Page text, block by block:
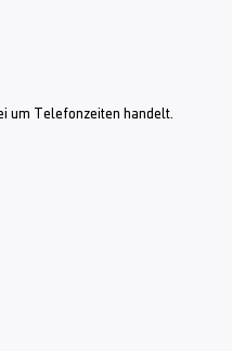
um Telefonzeiten handelt.